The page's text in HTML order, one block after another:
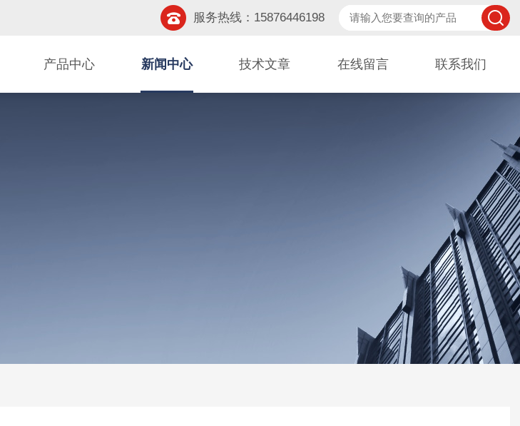
服务热线：15876446198
产品中心 新闻中心 技术文章 在线留言 联系我们